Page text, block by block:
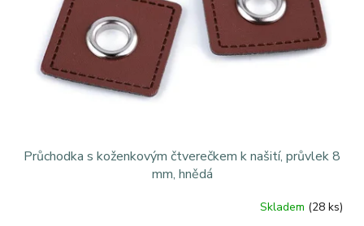
Průchodka s koženkovým čtverečkem k našití, průvlek 8
mm, hnědá
Skladem (28 ks)